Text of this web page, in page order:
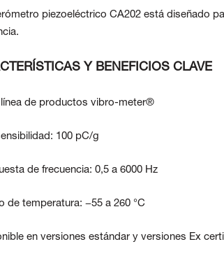
piezoeléctrico CA202 está diseñado
Y BENEFICIOS CLAVE
línea de productos vibro-meter®
100 pC/g
de frecuencia: 0,5 a 6000 Hz
de temperatura: −55 a 260 °C
en versiones estándar y versiones Ex